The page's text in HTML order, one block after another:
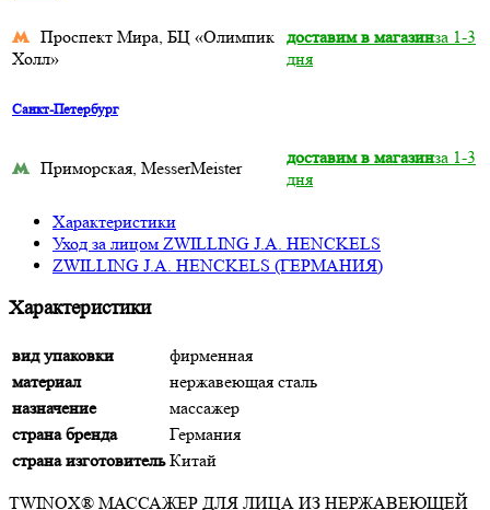
Проспект Мира, БЦ «Олимпик
Холл»
доставим в магазинза 1-3
дня
Санкт-Петербург
Приморская, MesserMeister
доставим в магазинза 1-3
дня
Характеристики
Уход за лицом ZWILLING J.A. HENCKELS
ZWILLING J.A. HENCKELS (ГЕРМАНИЯ)
Характеристики
вид упаковки
фирменная
материал
нержавеющая сталь
назначение
массажер
страна бренда
Германия
страна изготовитель Китай
TWINOX® МАССАЖЕР ДЛЯ ЛИЦА ИЗ НЕРЖАВЕЮЩЕЙ